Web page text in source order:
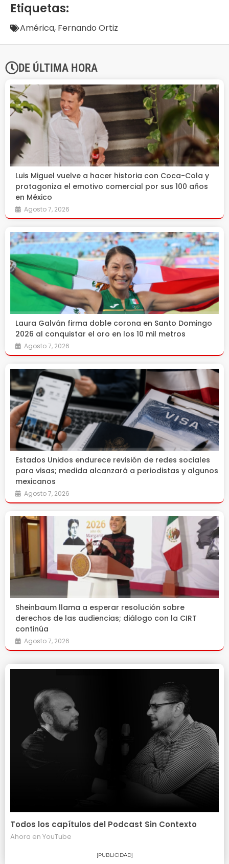
Etiquetas:
América, Fernando Ortiz
DE ÚLTIMA HORA
Luis Miguel vuelve a hacer historia con Coca-Cola y
protagoniza el emotivo comercial por sus 100 años
en México
Agosto 7, 2026
Laura Galván firma doble corona en Santo Domingo
2026 al conquistar el oro en los 10 mil metros
Agosto 7, 2026
Estados Unidos endurece revisión de redes sociales
para visas; medida alcanzará a periodistas y algunos
mexicanos
Agosto 7, 2026
Sheinbaum llama a esperar resolución sobre
derechos de las audiencias; diálogo con la CIRT
continúa
Agosto 7, 2026
Todos los capítulos del Podcast Sin Contexto
Ahora en YouTube
[PUBLICIDAD]